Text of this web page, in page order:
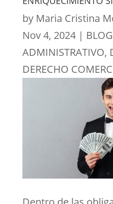
by Maria Cristina
Nov 4, 2024| BLOG
ADMINISTRATIVO,
DERECHO